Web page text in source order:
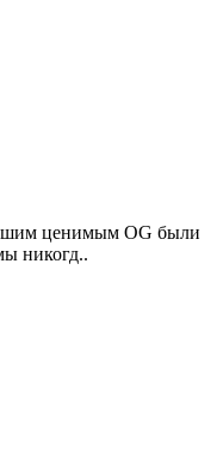
ценимым OG были
никогд..